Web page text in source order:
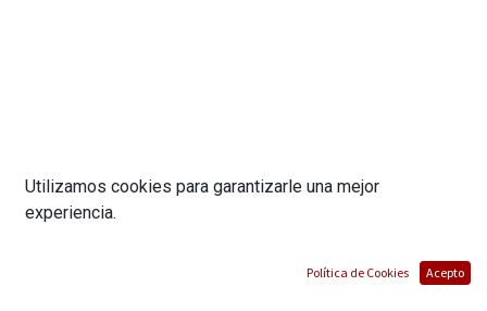
Utilizamos cookies para garantizarle una mejor
experiencia.
Política de Cookies Acepto